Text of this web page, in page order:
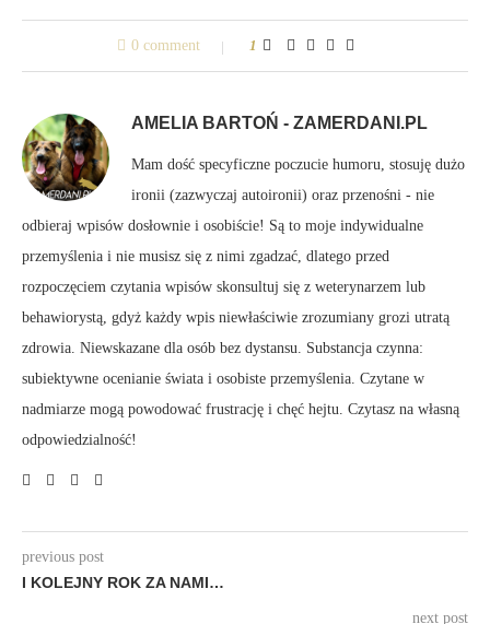
0 comment 1
AMELIA BARTOŃ - ZAMERDANI.PL
Mam dość specyficzne poczucie humoru, stosuję dużo
ironii (zazwyczaj autoironii) oraz przenośni - nie
odbieraj wpisów dosłownie i osobiście! Są to moje indywidualne
przemyślenia i nie musisz się z nimi zgadzać, dlatego przed
rozpoczęciem czytania wpisów skonsultuj się z weterynarzem lub
behawiorystą, gdyż każdy wpis niewłaściwie zrozumiany grozi utratą
zdrowia. Niewskazane dla osób bez dystansu. Substancja czynna:
subiektywne ocenianie świata i osobiste przemyślenia. Czytane w
nadmiarze mogą powodować frustrację i chęć hejtu. Czytasz na własną
odpowiedzialność!
previous post
I KOLEJNY ROK ZA NAMI…
next post